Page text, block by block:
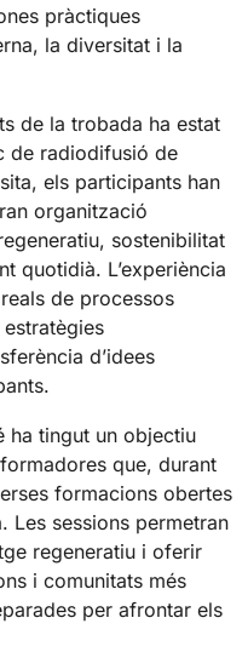
pràctiques
la diversitat i la
de la trobada ha estat
de radiodifusió de
els participants han
organització
sostenibilitat
quotidià. L’experiència
de processos
estratègies
d’idees
ha tingut un objectiu
que, durant
formacions obertes
Les sessions permetran
regeneratiu i oferir
i comunitats més
per afrontar els